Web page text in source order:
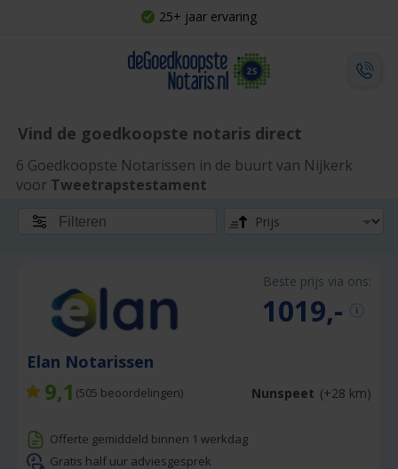
25+ jaar ervaring
Vind de goedkoopste notaris direct
6 Goedkoopste Notarissen in de buurt van Nijkerk
voor Tweetrapstestament
Filteren
Beste prijs via ons:
1019,-
Elan Notarissen
9,1 (505 beoordelingen) Nunspeet (+28 km)
Offerte gemiddeld binnen 1 werkdag
Gratis half uur adviesgesprek